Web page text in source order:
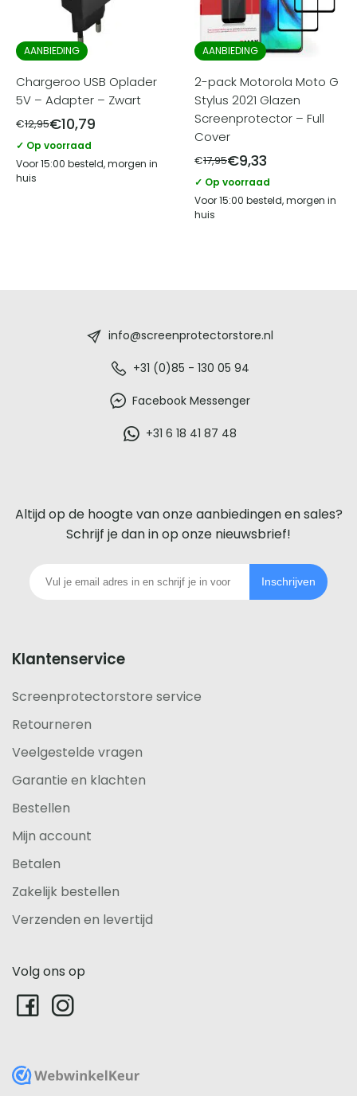
AANBIEDING
Chargeroo USB Oplader
5V – Adapter – Zwart
€12,95€10,79
✓ Op voorraad
Voor 15:00 besteld, morgen in
huis
AANBIEDING
2-pack Motorola Moto G
Stylus 2021 Glazen
Screenprotector – Full
Cover
€17,95€9,33
✓ Op voorraad
Voor 15:00 besteld, morgen in
huis
voor
iedere
telefoon
info@screenprotectorstore.nl
+31 (0)85 - 130 05 94
Facebook Messenger
+31 6 18 41 87 48
Altijd op de hoogte van onze aanbiedingen en sales?
Schrijf je dan in op onze nieuwsbrief!
Inschrijven
Klantenservice
Screenprotectorstore service
Retourneren
Veelgestelde vragen
Garantie en klachten
Bestellen
Mijn account
Betalen
Zakelijk bestellen
Verzenden en levertijd
Volg ons op
WebwinkelKeur